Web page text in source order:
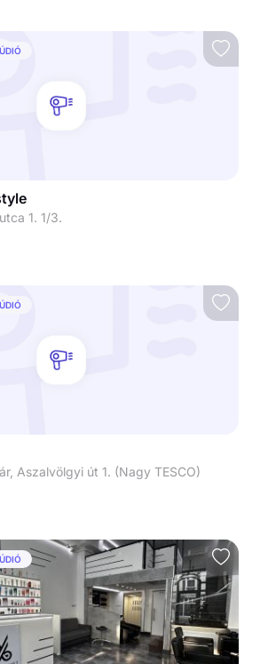
1. 1/3.
Aszalvölgyi út 1. (Nagy TESCO)